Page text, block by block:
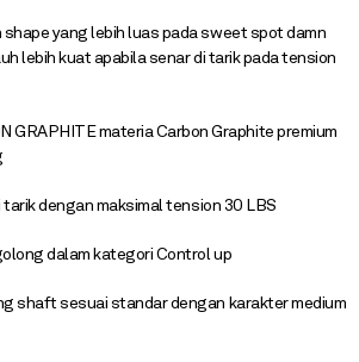
shape yang lebih luas pada sweet spot damn
lebih kuat apabila senar di tarik pada tension
GRAPHITE materia Carbon Graphite premium
tarik dengan maksimal tension 30 LBS
dalam kategori Control up
shaft sesuai standar dengan karakter medium